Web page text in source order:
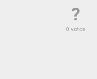
?
0 votos